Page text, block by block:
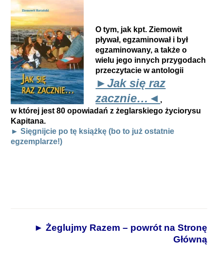
O tym, jak kpt. Ziemowit
pływał, egzaminował i był
egzaminowany, a także o
wielu jego innych przygodach
przeczytacie w antologii
►Jak się raz
zacznie…◄ ,
w której jest 80 opowiadań z żeglarskiego życiorysu
Kapitana.
► Sięgnijcie po tę książkę (bo to już ostatnie
egzemplarze!)
► Żeglujmy Razem – powrót na Stronę
Główną